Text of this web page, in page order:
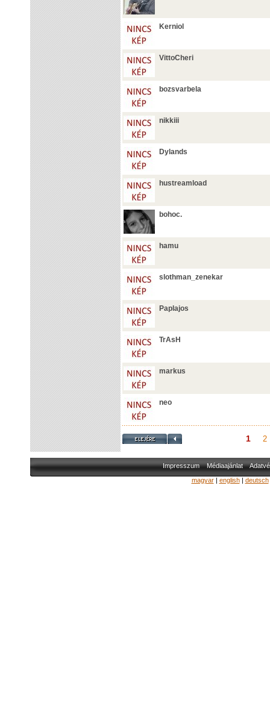
Kerniol
VittoCheri
bozsvarbela
nikkiii
Dylands
hustreamload
bohoc.
hamu
slothman_zenekar
Paplajos
TrAsH
markus
neo
1 2
Impresszum Médiaajánlat
magyar| english| deutsch